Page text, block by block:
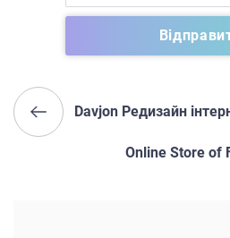
Davjon Редизайн
Online Store of